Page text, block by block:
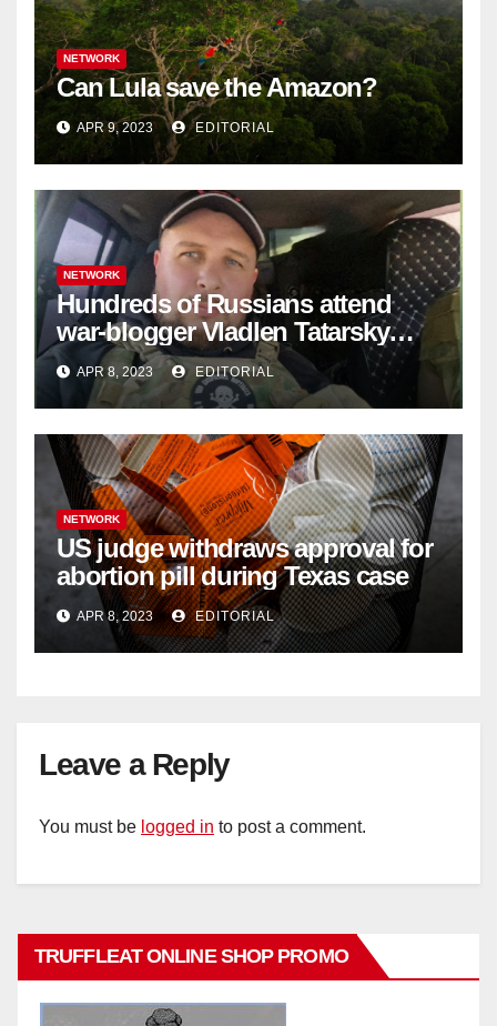
NETWORK
Can Lula save the Amazon?
APR 9, 2023 EDITORIAL
NETWORK
Hundreds of Russians attend
war-blogger Vladlen Tatarsky
funeral
APR 8, 2023 EDITORIAL
NETWORK
US judge withdraws approval for
abortion pill during Texas case
APR 8, 2023 EDITORIAL
Leave a Reply
You must be logged in to post a comment.
TRUFFLEAT ONLINE SHOP PROMO